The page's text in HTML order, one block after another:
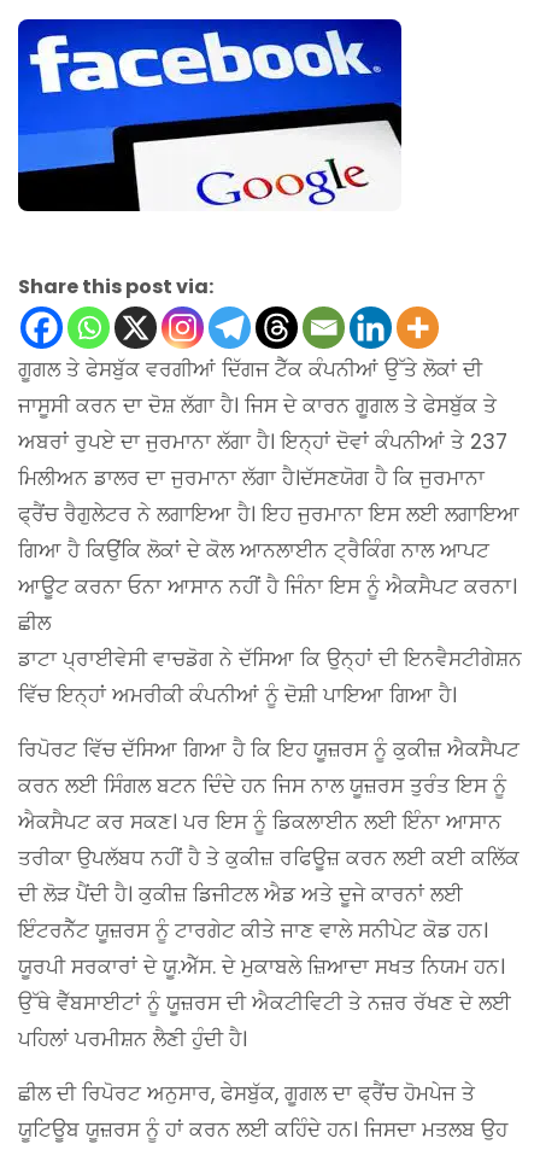
Share this post via:
ਗੂਗਲ ਤੇ ਫੇਸਬੁੱਕ ਵਰਗੀਆਂ ਦਿੱਗਜ ਟੈੱਕ ਕੰਪਨੀਆਂ ਉੱਤੇ ਲੋਕਾਂ ਦੀ
ਜਾਸੂਸੀ ਕਰਨ ਦਾ ਦੋਸ਼ ਲੱਗਾ ਹੈ। ਜਿਸ ਦੇ ਕਾਰਨ ਗੂਗਲ ਤੇ ਫੇਸਬੁੱਕ ਤੇ
ਅਬਰਾਂ ਰੁਪਏ ਦਾ ਜੁਰਮਾਨਾ ਲੱਗਾ ਹੈ। ਇਨ੍ਹਾਂ ਦੋਵਾਂ ਕੰਪਨੀਆਂ ਤੇ 237
ਮਿਲੀਅਨ ਡਾਲਰ ਦਾ ਜੁਰਮਾਨਾ ਲੱਗਾ ਹੈ।ਦੱਸਣਯੋਗ ਹੈ ਕਿ ਜੁਰਮਾਨਾ
ਫ੍ਰੈਂਚ ਰੈਗੁਲੇਟਰ ਨੇ ਲਗਾਇਆ ਹੈ। ਇਹ ਜੁਰਮਾਨਾ ਇਸ ਲਈ ਲਗਾਇਆ
ਗਿਆ ਹੈ ਕਿਉਂਕਿ ਲੋਕਾਂ ਦੇ ਕੋਲ ਆਨਲਾਈਨ ਟ੍ਰੈਕਿੰਗ ਨਾਲ ਆਪਟ
ਆਊਟ ਕਰਨਾ ਓਨਾ ਆਸਾਨ ਨਹੀਂ ਹੈ ਜਿੰਨਾ ਇਸ ਨੂੰ ਐਕਸੈਪਟ ਕਰਨਾ।
ਛੀਲ
ਡਾਟਾ ਪ੍ਰਾਈਵੇਸੀ ਵਾਚਡੋਗ ਨੇ ਦੱਸਿਆ ਕਿ ਉਨ੍ਹਾਂ ਦੀ ਇਨਵੈਸਟੀਗੇਸ਼ਨ
ਵਿੱਚ ਇਨ੍ਹਾਂ ਅਮਰੀਕੀ ਕੰਪਨੀਆਂ ਨੂੰ ਦੋਸ਼ੀ ਪਾਇਆ ਗਿਆ ਹੈ।
ਰਿਪੋਰਟ ਵਿੱਚ ਦੱਸਿਆ ਗਿਆ ਹੈ ਕਿ ਇਹ ਯੂਜ਼ਰਸ ਨੂੰ ਕੁਕੀਜ਼ ਐਕਸੈਪਟ
ਕਰਨ ਲਈ ਸਿੰਗਲ ਬਟਨ ਦਿੰਦੇ ਹਨ ਜਿਸ ਨਾਲ ਯੂਜ਼ਰਸ ਤੁਰੰਤ ਇਸ ਨੂੰ
ਐਕਸੈਪਟ ਕਰ ਸਕਣ। ਪਰ ਇਸ ਨੂੰ ਡਿਕਲਾਈਨ ਲਈ ਇੰਨਾ ਆਸਾਨ
ਤਰੀਕਾ ਉਪਲੱਬਧ ਨਹੀਂ ਹੈ ਤੇ ਕੁਕੀਜ਼ ਰਫਿਊਜ਼ ਕਰਨ ਲਈ ਕਈ ਕਲਿੱਕ
ਦੀ ਲੋੜ ਪੈਂਦੀ ਹੈ। ਕੁਕੀਜ਼ ਡਿਜੀਟਲ ਐਡ ਅਤੇ ਦੂਜੇ ਕਾਰਨਾਂ ਲਈ
ਇੰਟਰਨੈੱਟ ਯੂਜ਼ਰਸ ਨੂੰ ਟਾਰਗੇਟ ਕੀਤੇ ਜਾਣ ਵਾਲੇ ਸਨੀਪੇਟ ਕੋਡ ਹਨ।
ਯੂਰਪੀ ਸਰਕਾਰਾਂ ਦੇ ਯੂ.ਐੱਸ. ਦੇ ਮੁਕਾਬਲੇ ਜ਼ਿਆਦਾ ਸਖਤ ਨਿਯਮ ਹਨ।
ਉੱਥੇ ਵੈੱਬਸਾਈਟਾਂ ਨੂੰ ਯੂਜ਼ਰਸ ਦੀ ਐਕਟੀਵਿਟੀ ਤੇ ਨਜ਼ਰ ਰੱਖਣ ਦੇ ਲਈ
ਪਹਿਲਾਂ ਪਰਮੀਸ਼ਨ ਲੈਣੀ ਹੁੰਦੀ ਹੈ।
ਛੀਲ ਦੀ ਰਿਪੋਰਟ ਅਨੁਸਾਰ, ਫੇਸਬੁੱਕ, ਗੂਗਲ ਦਾ ਫ੍ਰੈਂਚ ਹੋਮਪੇਜ ਤੇ
ਯੂਟਿਊਬ ਯੂਜ਼ਰਸ ਨੂੰ ਹਾਂ ਕਰਨ ਲਈ ਕਹਿੰਦੇ ਹਨ। ਜਿਸਦਾ ਮਤਲਬ ਉਹ